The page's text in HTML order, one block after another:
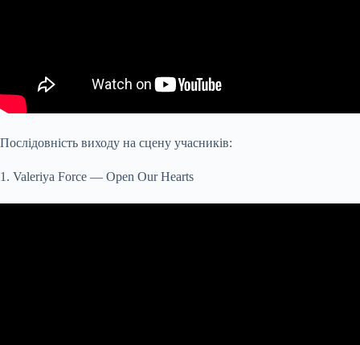
Послідовність виходу на сцену учасників:
1. Valeriya Force — Open Our Hearts